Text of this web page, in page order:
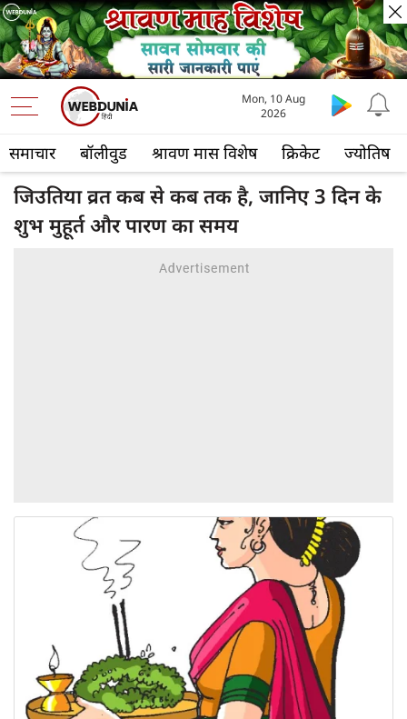
समाचार बॉलीवुड श्रावण मास विशेष क्रिकेट ज्योतिष
Mon, 10 Aug
2026
जिउतिया व्रत कब से कब तक है, जानिए 3 दिन के
शुभ मुहूर्त और पारण का समय